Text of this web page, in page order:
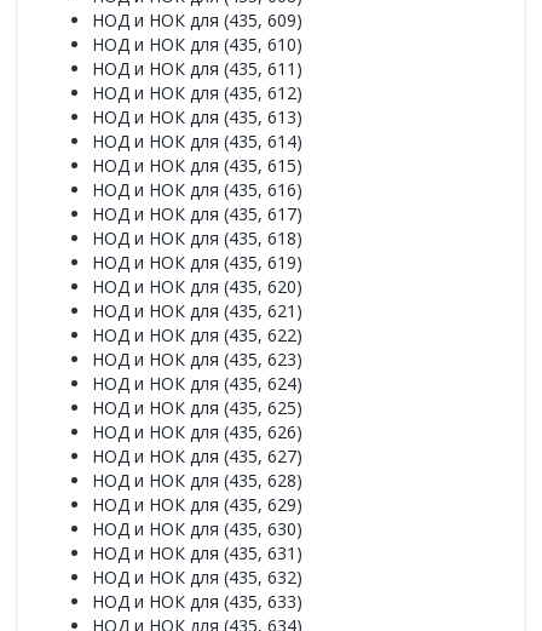
НОД и НОК для (435, 609)
НОД и НОК для (435, 610)
НОД и НОК для (435, 611)
НОД и НОК для (435, 612)
НОД и НОК для (435, 613)
НОД и НОК для (435, 614)
НОД и НОК для (435, 615)
НОД и НОК для (435, 616)
НОД и НОК для (435, 617)
НОД и НОК для (435, 618)
НОД и НОК для (435, 619)
НОД и НОК для (435, 620)
НОД и НОК для (435, 621)
НОД и НОК для (435, 622)
НОД и НОК для (435, 623)
НОД и НОК для (435, 624)
НОД и НОК для (435, 625)
НОД и НОК для (435, 626)
НОД и НОК для (435, 627)
НОД и НОК для (435, 628)
НОД и НОК для (435, 629)
НОД и НОК для (435, 630)
НОД и НОК для (435, 631)
НОД и НОК для (435, 632)
НОД и НОК для (435, 633)
НОД и НОК для (435, 634)